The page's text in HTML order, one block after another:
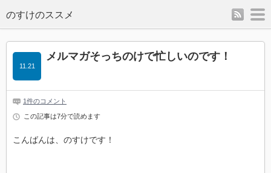
のすけのススメ rss
メルマガそっちのけで忙しいのです！
11.21
1件のコメント
この記事は7分で読めます
こんばんは、のすけです！